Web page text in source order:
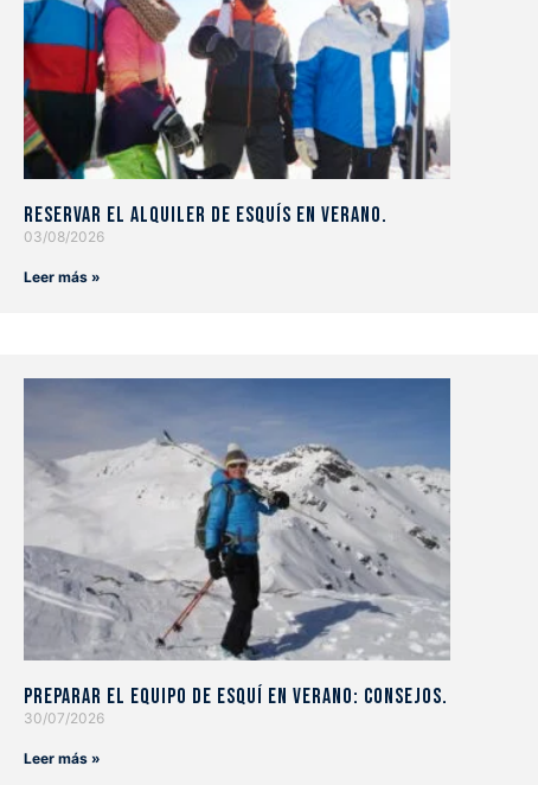
Reservar el alquiler de esquís en verano.
03/08/2026
Leer más »
Preparar el equipo de esquí en verano: consejos.
30/07/2026
Leer más »